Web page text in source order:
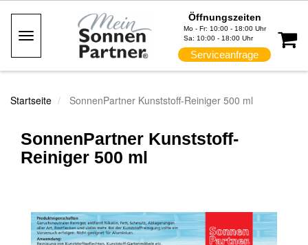
Toggle
Öffnungszeiten
Mo - Fr: 10:00 - 18:00 Uhr
Sa: 10:00 - 18:00 Uhr
Serviceanfrage
Startseite SonnenPartner Kunststoff-Reiniger 500 ml
SonnenPartner Kunststoff-
Reiniger 500 ml